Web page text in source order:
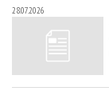
28.07.2026